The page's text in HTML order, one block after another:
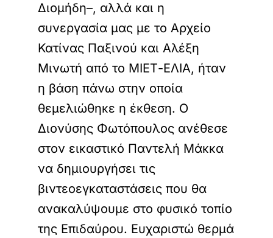
Διομήδη–, αλλά και η
συνεργασία μας με το Αρχείο
Κατίνας Παξινού και Αλέξη
Μινωτή από το ΜΙΕΤ-ΕΛΙΑ, ήταν
η βάση πάνω στην οποία
θεμελιώθηκε η έκθεση. Ο
Διονύσης Φωτόπουλος ανέθεσε
στον εικαστικό Παντελή Μάκκα
να δημιουργήσει τις
βιντεοεγκαταστάσεις που θα
ανακαλύψουμε στο φυσικό τοπίο
της Επιδαύρου. Ευχαριστώ θερμά